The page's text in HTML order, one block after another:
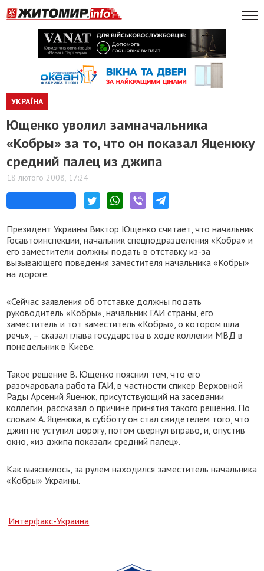
УКРАЇНА
Ющенко уволил замначальника
«Кобры» за то, что он показал Яценюку
средний палец из джипа
18 лютого 2008, 17:24
Президент Украины Виктор Ющенко считает, что начальник
Госавтоинспекции, начальник спецподразделения «Кобра» и
его заместители должны подать в отставку из-за
вызывающего поведения заместителя начальника «Кобры»
на дороге.
«Сейчас заявления об отставке должны подать
руководитель «Кобры», начальник ГАИ страны, его
заместитель и тот заместитель «Кобры», о котором шла
речь», – сказал глава государства в ходе коллегии МВД в
понедельник в Киеве.
Такое решение В. Ющенко пояснил тем, что его
разочаровала работа ГАИ, в частности спикер Верховной
Рады Арсений Яценюк, присутствующий на заседании
коллегии, рассказал о причине принятия такого решения. По
словам А. Яценюка, в субботу он стал свидетелем того, что
джип не уступил дорогу, потом свернул вправо, и, опустив
окно, «из джипа показали средний палец».
Как выяснилось, за рулем находился заместитель начальника
«Кобры» Украины.
Интерфакс-Украина